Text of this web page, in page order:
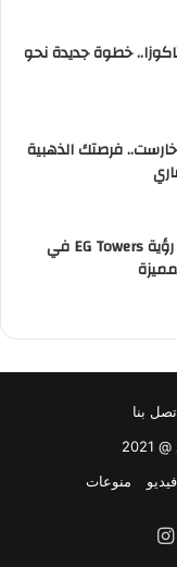
خطوة جديدة نحو
فرصتك الذهبية
Princess.. شراكة تعكس رؤية EG Towers في
بنا
فيديو منوعات